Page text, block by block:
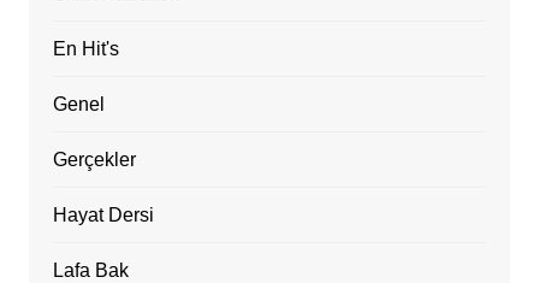
En Hit's
Genel
Gerçekler
Hayat Dersi
Lafa Bak